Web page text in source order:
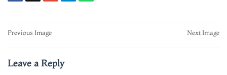
Post
Previous Image Next Image
Leave a Reply